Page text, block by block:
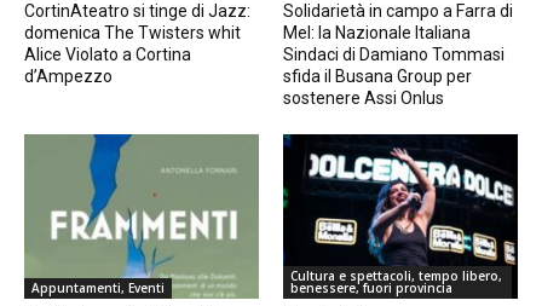
CortinAteatro si tinge di Jazz:
domenica The Twisters whit
Alice Violato a Cortina
d’Ampezzo
Solidarietà in campo a Farra di
Mel: la Nazionale Italiana
Sindaci di Damiano Tommasi
sfida il Busana Group per
sostenere Assi Onlus
Appuntamenti, Eventi
Cultura e spettacoli, tempo libero,
benessere, fuori provincia